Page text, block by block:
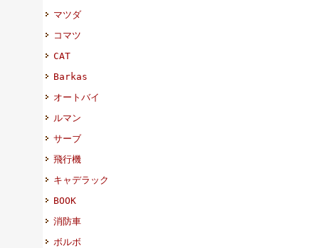
マツダ
コマツ
CAT
Barkas
オートバイ
ルマン
サーブ
飛行機
キャデラック
BOOK
消防車
ボルボ